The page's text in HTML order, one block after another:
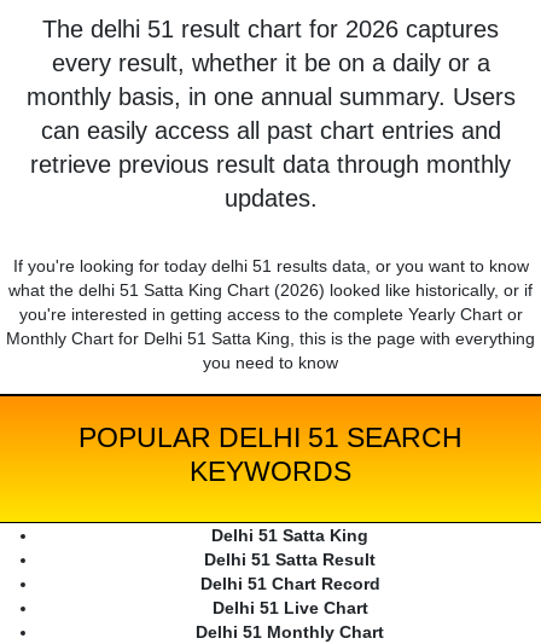
The delhi 51 result chart for 2026 captures
every result, whether it be on a daily or a
monthly basis, in one annual summary. Users
can easily access all past chart entries and
retrieve previous result data through monthly
updates.
If you're looking for today delhi 51 results data, or you want to know
what the delhi 51 Satta King Chart (2026) looked like historically, or if
you're interested in getting access to the complete Yearly Chart or
Monthly Chart for Delhi 51 Satta King, this is the page with everything
you need to know
POPULAR DELHI 51 SEARCH
KEYWORDS
Delhi 51 Satta King
Delhi 51 Satta Result
Delhi 51 Chart Record
Delhi 51 Live Chart
Delhi 51 Monthly Chart